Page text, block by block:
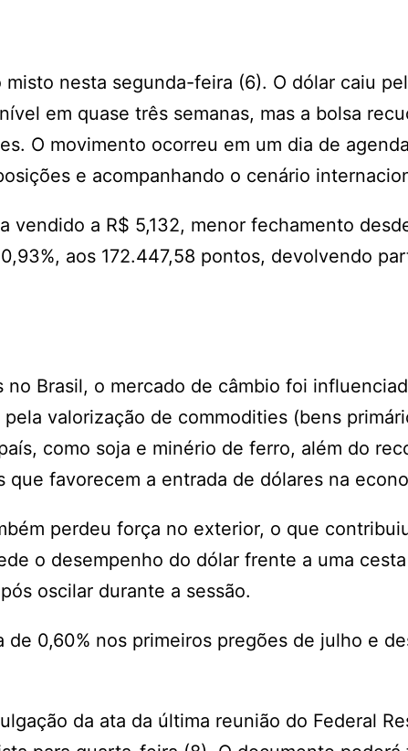
nesta segunda-feira (6). O dólar caiu
em quase três semanas, mas a bolsa
O movimento ocorreu em um dia de
e acompanhando o cenário
vendido a R$ 5,132, menor fechamento
aos 172.447,58 pontos, devolvendo
Brasil, o mercado de câmbio foi
valorização de commodities (bens
como soja e minério de ferro, além do
favorecem a entrada de dólares na
perdeu força no exterior, o que
o desempenho do dólar frente a uma
oscilar durante a sessão.
0,60% nos primeiros pregões de julho e
da ata da última reunião do Federal